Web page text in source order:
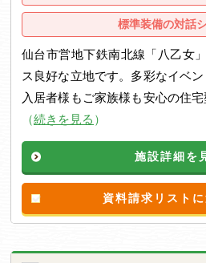
標準装備の対話
仙台市営地下鉄南北線「八乙女
ス良好な立地です。多彩なイベ
入居者様もご家族様も安心の住
（続きを見る ）
施設詳細を
資料請求リスト